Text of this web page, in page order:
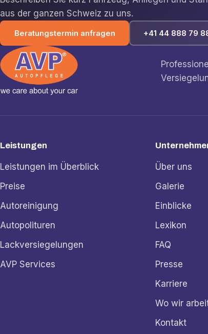
aus der ganzen Schweiz zu uns.
Beratungstermin anfragen +41 44 888 79
Leistungen
Leistungen im Überblick
Preise
Autoreinigung
Autopolituren
Lackversiegelungen
AVP Services
Über uns
Galerie
Einblicke
Lexikon
FAQ
Presse
Karriere
Wo wir
Kontakt